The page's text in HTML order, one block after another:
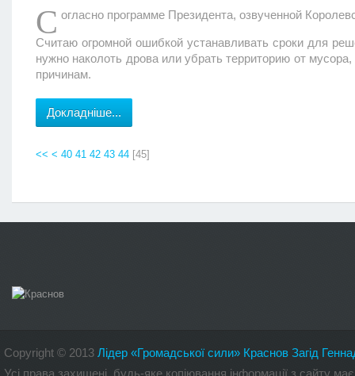
С огласно программе Президента, озвученной
Считаю огромной ошибкой устанавливать сроки для
нужно наколоть дрова или убрать территорию от
причинам.
Докладніше...
<< < 40 41 42 43 44 [45]
Copyright © 2013 Лідер «Громадської сили» Краснов Загід
Усі права захищені, будь-яке копіювання інформації з сайту